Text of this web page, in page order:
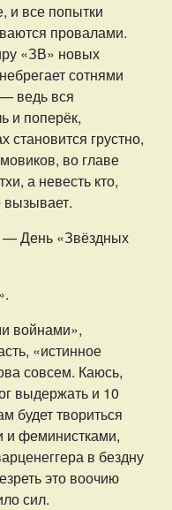
и все попытки
провалами.
«ЗВ» новых
сотнями
ведь вся
и поперёк,
становится грустно,
во главе
а невесть кто,
вызывает.
— День «Звёздных
войнами»,
«истинное
совсем. Каюсь,
выдержать и 10
будет твориться
и феминистками,
в бездну
это воочию
сил.